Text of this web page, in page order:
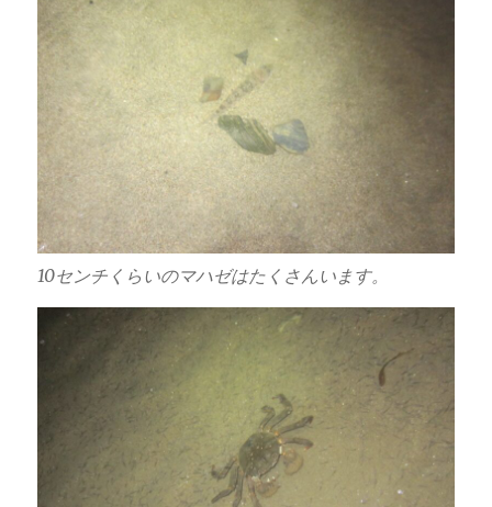
10センチくらいのマハゼはたくさんいます。